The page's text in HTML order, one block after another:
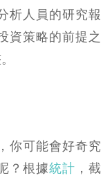
析人員的研究報
資策略的前提之
你可能會好奇究
？根據統計 ，截